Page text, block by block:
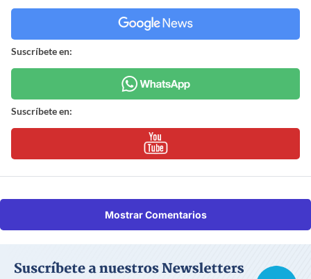
Suscríbete en:
Suscríbete en:
Mostrar Comentarios